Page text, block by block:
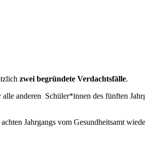
zwei begründete Verdachtsfälle.
anderen Schüler*innen des fünften
Jahrgangs vom Gesundheitsamt